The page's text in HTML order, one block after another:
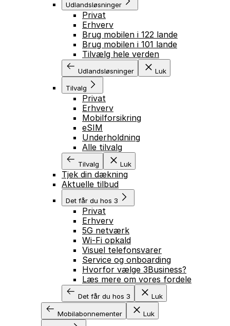
Udlandsløsninger
Privat
Erhverv
Brug mobilen i 122 lande
Brug mobilen i 101 lande
Tilvælg hele verden
Udlandsløsninger Luk
Tilvalg
Privat
Erhverv
Mobilforsikring
eSIM
Underholdning
Alle tilvalg
Tilvalg Luk
Tjek din dækning
Aktuelle tilbud
Det får du hos 3
Privat
Erhverv
5G netværk
Wi-Fi opkald
Visuel telefonsvarer
Service og onboarding
Hvorfor vælge 3Business?
Læs mere om vores fordele
Det får du hos 3 Luk
Mobilabonnementer Luk